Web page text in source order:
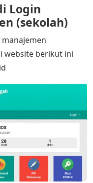
Login
(sekolah)
website berikut ini